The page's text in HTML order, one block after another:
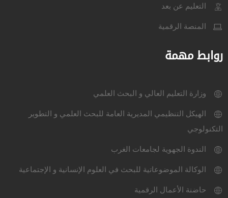
التعليم عن بعد
المنصة الرقمية
روابط مهمة
وزارة التعليم العالي و البحث العلمي
الهيكل التنظيمي المديرية العامة للبحث العلمي و التطوير
التكنولوجي
الندوة الجهوية لجامعات الغرب
الوكالة الموضوعاتية للبحث في العلوم الإنسانية و الإجتماعية
حاضنة الأعمال الرقمية